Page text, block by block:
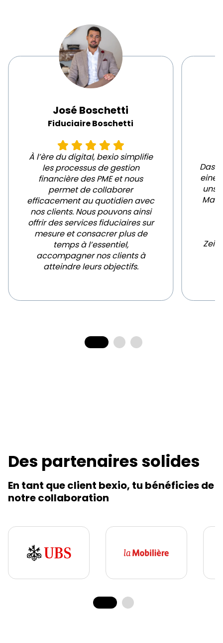
José Boschetti
Fiduciaire Boschetti
À l’ère du digital, bexio simplifie
les processus de gestion
financière des PME et nous
permet de collaborer
efficacement au quotidien avec
nos clients. Nous pouvons ainsi
offrir des services fiduciaires sur
mesure et consacrer plus de
temps à l’essentiel,
accompagner nos clients à
atteindre leurs objectifs.
Das
uns
Des partenaires solides
En tant que client bexio, tu bénéficies de
notre collaboration